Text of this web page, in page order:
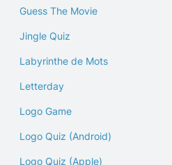
Guess The Movie
Jingle Quiz
Labyrinthe de Mots
Letterday
Logo Game
Logo Quiz (Android)
Logo Quiz (Apple)